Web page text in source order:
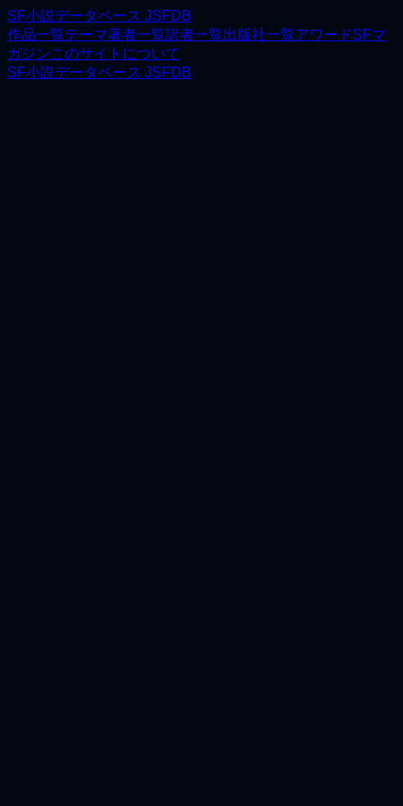
SF小説データベース JSFDB
作品一覧テーマ著者一覧訳者一覧出版社一覧アワードSFマ
ガジンこのサイトについて
SF小説データベース JSFDB